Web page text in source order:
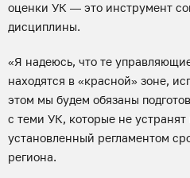
оценки УК — это инструмент
дисциплины.
«Я надеюсь, что те
находятся в «красной» зоне,
этом мы будем обязаны
с теми УК, которые не
установленный регламентом
региона.